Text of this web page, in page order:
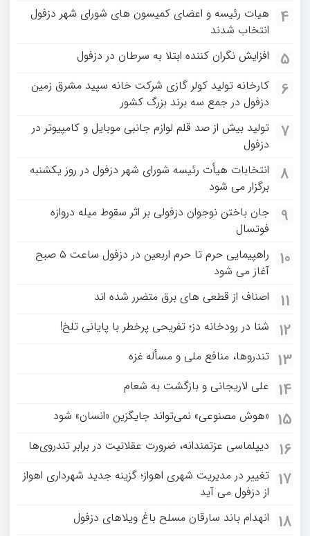
4
هیات رئیسه و اعضای کمیسون های شورای شهر دزفول
انتخاب شدند
5 افزایش نگران کننده ابتلا به سرطان در دزفول
6
کارخانه تولید کولر گازی شرکت خانه سپید مشرق زمین
دزفول در جمع سه برند بزرگ کشور
7
تولید بیش از صد قلم لوازم جانبی موبایل و کامپیوتر در
دزفول
8
انتخابات هیأت رئیسه شورای شهر دزفول در روز یکشنبه
برگزار می شود
9
جان باختن نوجوان دزفولی بر اثر سقوط میله دروازه
فوتسال
10
راهپیمایی حرم تا حرم اربعین در دزفول ساعت ۵ صبح
آغاز می شود
11 اصناف از قطعی های برق متضرر شده اند
12 شنا در رودخانه دز؛ تفریحی پرخطر با پایانی تلخ!
13 تندروها، منافع ملی و مسأله غزه
14 علی لاریجانی و بازگشت به شعام
15 «هوش مصنوعی» نمی‌تواند جایگزین «انسان» شود
16 دیپلماسی عزتمندانه، ضرورت عقلانیت در برابر تندروی‌ها
17 تغییر در مدیریت شهری اهواز؛ گزینه جدید شهرداری اهواز
از دزفول می آید
18 انهدام باند سارقان مسلح باغ‌ ویلاهای دزفول